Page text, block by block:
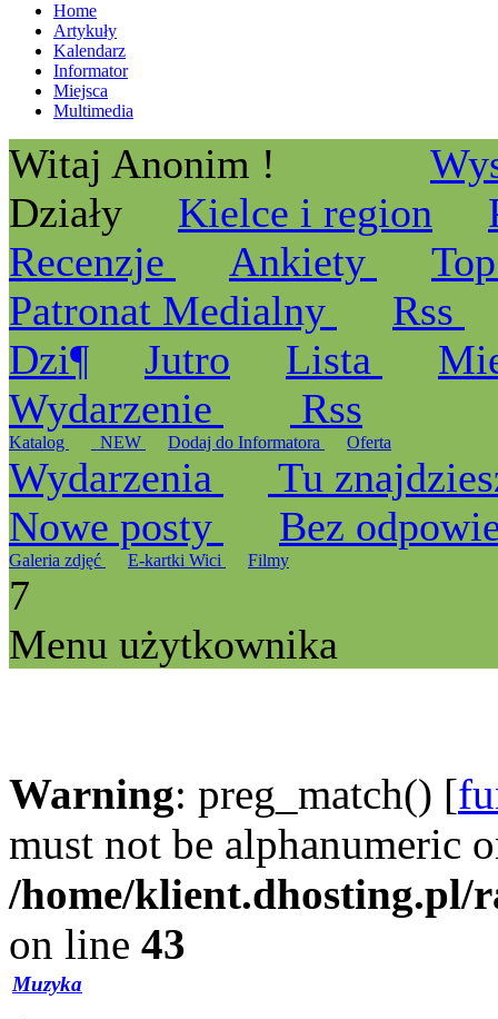
Home
Artykuły
Kalendarz
Informator
Miejsca
Multimedia
Witaj Anonim !
Działy
Kielce i region
Recenzje
Ankiety
Patronat Medialny
Rss
Dzi¶
Jutro Lista
Wydarzenie
Rss
Katalog _NEW Dodaj do Informatora Oferta
Wydarzenia
Tu
Nowe posty
Bez
Galeria zdjęć E-kartki Wici Filmy
7
Menu użytkownika
Warning: preg_match() [
must not be alphanumeric
/home/klient.dhosting.pl/
on line 43
Muzyka